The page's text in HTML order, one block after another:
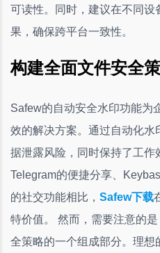
可读性。同时，建议在不同
果，确保跨平台一致性。
构建全面文件安全
Safew的自动安全水印功能为
效的解决方案。通过自动化
据泄露风险，同时保持了工作
Telegram的便捷分享、
的社交功能相比， Safew下载
特价值。 然而，需要注意的
全策略的一个组成部分。理